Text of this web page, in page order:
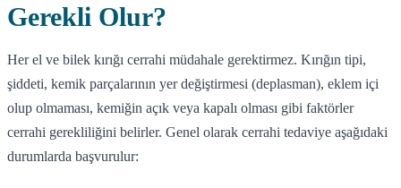
Gerekli Olur?
Her el ve bilek kırığı cerrahi müdahale gerektirmez. Kırığın tipi,
şiddeti, kemik parçalarının yer değiştirmesi (deplasman), eklem içi
olup olmaması, kemiğin açık veya kapalı olması gibi faktörler
cerrahi gerekliliğini belirler. Genel olarak cerrahi tedaviye aşağıdaki
durumlarda başvurulur: